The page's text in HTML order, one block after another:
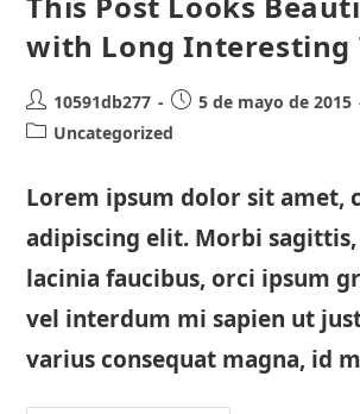
with Long Interesting
Autor
de
10591db277
Publicación
de
5 de mayo de 2015
Categoría
entrada:
Uncategorized
Lorem ipsum dolor sit amet,
adipiscing elit. Morbi sagittis,
lacinia faucibus, orci ipsum
vel interdum mi sapien ut
varius consequat magna, id